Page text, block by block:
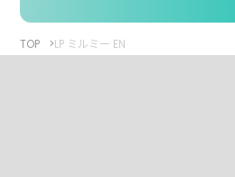
TOP LP ミルミー EN